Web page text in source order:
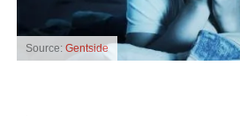
Source: Gentside